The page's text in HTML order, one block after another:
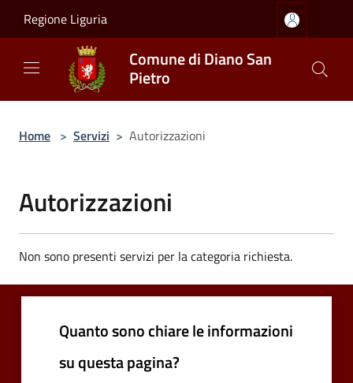
Regione Liguria
Comune di Diano San
Pietro
Home > Servizi > Autorizzazioni
Autorizzazioni
Non sono presenti servizi per la categoria richiesta.
Quanto sono chiare le informazioni
su questa pagina?